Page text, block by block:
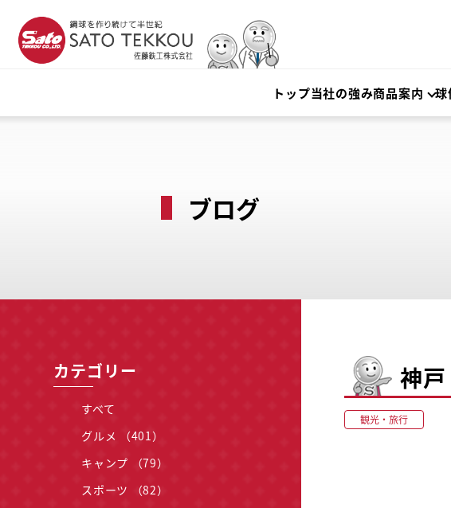
トップ当社の強み商品案内 球
ブログ
神
観光・旅行
カテゴリー
すべて
グルメ （401）
キャンプ （79）
スポーツ （82）